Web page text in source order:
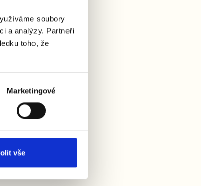
soubory
a analýzy. Partneři
toho, že
Marketingové
vše
Cookie
Cookie
Cookie